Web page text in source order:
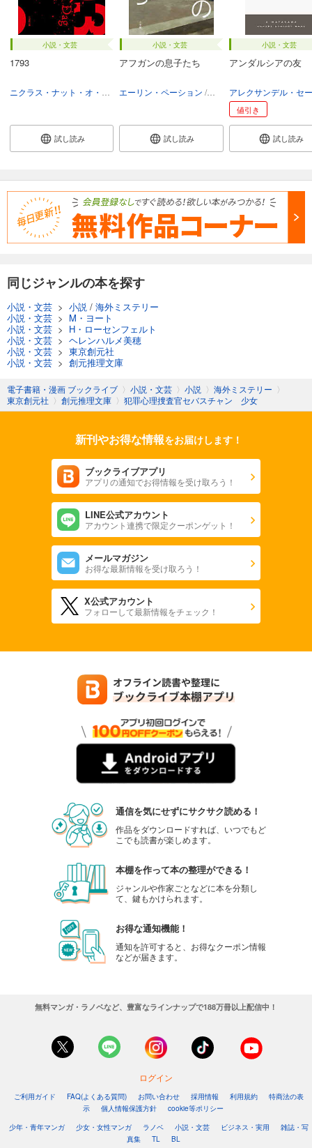
小説・文芸
1793
ヘレンハルメ美穂
試し読み
小説・文芸
アフガンの息子たち
エーリン・ペーション ヘレンハルメ美穂
試し読み
小説・文芸
アンダルシアの友
値引き
試し読み
同じジャンルの本を探す
小説・文芸 > 小説 / 海外ミステリー
小説・文芸 > M・ヨート
小説・文芸 > H・ローセンフェルト
小説・文芸 > ヘレンハルメ美穂
小説・文芸 > 東京創元社
小説・文芸 > 創元推理文庫
電子書籍・漫画 ブックライブ 〉 小説・文芸 〉 小説 〉 海外ミステリー 〉
東京創元社 〉 創元推理文庫 〉 犯罪心理捜査官セバスチャン 少女
新刊やお得な情報をお届けします！
ブックライブアプリ
アプリの通知でお得情報を受け取ろう！
LINE公式アカウント
アカウント連携で限定クーポンゲット！
メールマガジン
お得な最新情報を受け取ろう！
X公式アカウント
フォローして最新情報をチェック！
通信を気にせずにサクサク読める！
作品をダウンロードすれば、いつでもど
こでも読書が楽しめます。
本棚を作って本の整理ができる！
ジャンルや作家ごとなどに本を分類し
て、鍵もかけられます。
お得な通知機能！
通知を許可すると、お得なクーポン情報
などが届きます。
無料マンガ・ラノベなど、豊富なラインナップで188万冊以上配信中！
ログイン
ご利用ガイド FAQ(よくある質問) お問い合わせ 採用情報 利用規約
特商法の表
示
個人情報保護方針
cookie等ポリシー
少年・青年マンガ
少女・女性マンガ ラノベ 小説・文芸 ビジネス・実用
雑誌・写
真集
TL BL